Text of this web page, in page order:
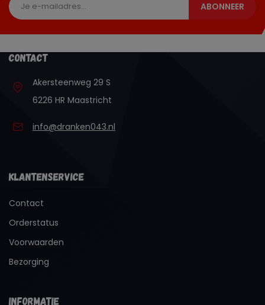
ABONNEER
Contact
Akersteenweg 29 S
6226 HR Maastricht
info@dranken043.nl
Klantenservice
Contact
Orderstatus
Voorwaarden
Bezorging
Informatie